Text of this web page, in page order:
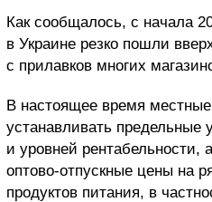
Как сообщалось, с начала
в Украине резко пошли
с прилавков многих
В настоящее время
устанавливать предельные
и уровней рентабельности,
оптово-отпускные цены на
продуктов питания, в